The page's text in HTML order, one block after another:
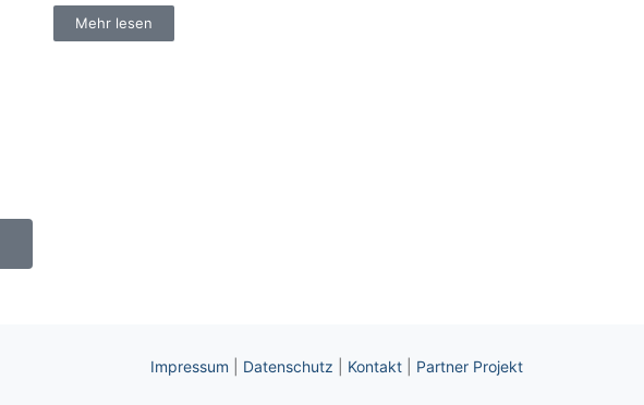
Mehr lesen
Impressum Datenschutz Kontakt| Partner Projekt